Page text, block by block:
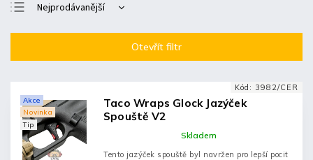
Doporučujeme
Nejprodávanější
Abecedně
Otevřít filtr
Akce
Novinka
Tip
Taco Wraps Glock Jazýček
Spouště V2
Skladem
Tento jazýček spouště byl navržen pro lepší pocit
Kód: 3982/CER